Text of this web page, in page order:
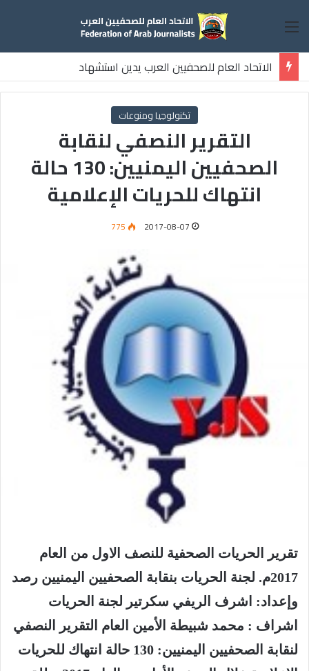
القائمة
الاتحاد العام للصحفيين العرب يدين استشهاد
ثلاثة صحفيين فلسطينيين باستهداف إسرائيلي وسط قطاع غزة
تكنولوجيا ومنوعات
التقرير النصفي لنقابة
الصحفيين اليمنيين: 130 حالة
انتهاك للحريات الإعلامية
2017-08-07
775
تقرير الحريات الصحفية للنصف الاول من العام
2017م. لجنة الحريات بنقابة الصحفيين اليمنيين رصد
وإعداد: اشرف الريفي سكرتير لجنة الحريات
اشراف : محمد شبيطة الأمين العام التقرير النصفي
لنقابة الصحفيين اليمنيين: 130 حالة انتهاك للحريات